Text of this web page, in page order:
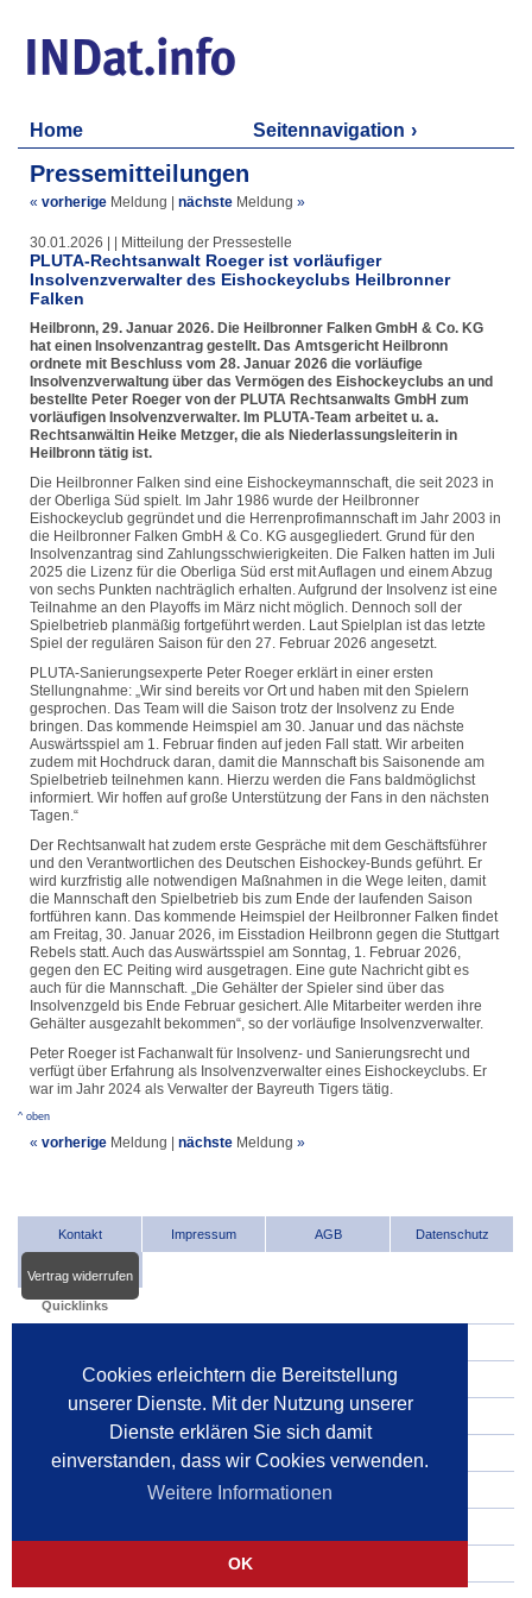
Cookies erleichtern die Bereitstellung
unserer Dienste. Mit der Nutzung unserer
Dienste erklären Sie sich damit
einverstanden, dass wir Cookies verwenden.
Weitere Informationen
OK
Home Seitennavigation
Pressemitteilungen
« vorherige Meldung nächste Meldung »
30.01.2026 | | Mitteilung der Pressestelle
PLUTA-Rechtsanwalt Roeger ist vorläufiger
Insolvenzverwalter des Eishockeyclubs Heilbronner
Falken
Heilbronn, 29. Januar 2026. Die Heilbronner Falken GmbH & Co. KG
hat einen Insolvenzantrag gestellt. Das Amtsgericht Heilbronn
ordnete mit Beschluss vom 28. Januar 2026 die vorläufige
Insolvenzverwaltung über das Vermögen des Eishockeyclubs an und
bestellte Peter Roeger von der PLUTA Rechtsanwalts GmbH zum
vorläufigen Insolvenzverwalter. Im PLUTA-Team arbeitet u. a.
Rechtsanwältin Heike Metzger, die als Niederlassungsleiterin in
Heilbronn tätig ist.
Die Heilbronner Falken sind eine Eishockeymannschaft, die seit 2023 in
der Oberliga Süd spielt. Im Jahr 1986 wurde der Heilbronner
Eishockeyclub gegründet und die Herrenprofimannschaft im Jahr 2003 in
die Heilbronner Falken GmbH & Co. KG ausgegliedert. Grund für den
Insolvenzantrag sind Zahlungsschwierigkeiten. Die Falken hatten im Juli
2025 die Lizenz für die Oberliga Süd erst mit Auflagen und einem Abzug
von sechs Punkten nachträglich erhalten. Aufgrund der Insolvenz ist eine
Teilnahme an den Playoffs im März nicht möglich. Dennoch soll der
Spielbetrieb planmäßig fortgeführt werden. Laut Spielplan ist das letzte
Spiel der regulären Saison für den 27. Februar 2026 angesetzt.
PLUTA-Sanierungsexperte Peter Roeger erklärt in einer ersten
Stellungnahme: „Wir sind bereits vor Ort und haben mit den Spielern
gesprochen. Das Team will die Saison trotz der Insolvenz zu Ende
bringen. Das kommende Heimspiel am 30. Januar und das nächste
Auswärtsspiel am 1. Februar finden auf jeden Fall statt. Wir arbeiten
zudem mit Hochdruck daran, damit die Mannschaft bis Saisonende am
Spielbetrieb teilnehmen kann. Hierzu werden die Fans baldmöglichst
informiert. Wir hoffen auf große Unterstützung der Fans in den nächsten
Tagen.“
Der Rechtsanwalt hat zudem erste Gespräche mit dem Geschäftsführer
und den Verantwortlichen des Deutschen Eishockey-Bunds geführt. Er
wird kurzfristig alle notwendigen Maßnahmen in die Wege leiten, damit
die Mannschaft den Spielbetrieb bis zum Ende der laufenden Saison
fortführen kann. Das kommende Heimspiel der Heilbronner Falken findet
am Freitag, 30. Januar 2026, im Eisstadion Heilbronn gegen die Stuttgart
Rebels statt. Auch das Auswärtsspiel am Sonntag, 1. Februar 2026,
gegen den EC Peiting wird ausgetragen. Eine gute Nachricht gibt es
auch für die Mannschaft. „Die Gehälter der Spieler sind über das
Insolvenzgeld bis Ende Februar gesichert. Alle Mitarbeiter werden ihre
Gehälter ausgezahlt bekommen“, so der vorläufige Insolvenzverwalter.
Peter Roeger ist Fachanwalt für Insolvenz- und Sanierungsrecht und
verfügt über Erfahrung als Insolvenzverwalter eines Eishockeyclubs. Er
war im Jahr 2024 als Verwalter der Bayreuth Tigers tätig.
^ oben
« vorherige Meldung nächste Meldung »
Kontakt Impressum AGB Datenschutz
Vertrag widerrufen
Quicklinks
INDat.extra
Dienstleister im Internet